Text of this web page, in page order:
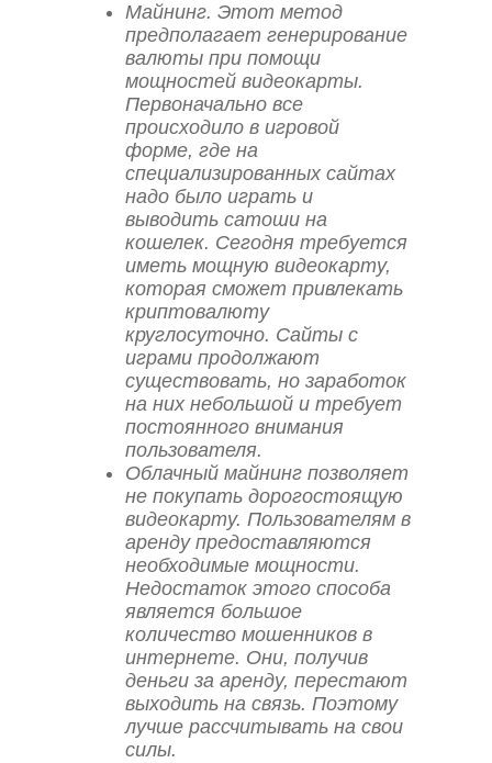
Майнинг. Этот метод
предполагает генерирование
валюты при помощи
мощностей видеокарты.
Первоначально все
происходило в игровой
форме, где на
специализированных сайтах
надо было играть и
выводить сатоши на
кошелек. Сегодня требуется
иметь мощную видеокарту,
которая сможет привлекать
криптовалюту
круглосуточно. Сайты с
играми продолжают
существовать, но заработок
на них небольшой и требует
постоянного внимания
пользователя.
Облачный майнинг позволяет
не покупать дорогостоящую
видеокарту. Пользователям в
аренду предоставляются
необходимые мощности.
Недостаток этого способа
является большое
количество мошенников в
интернете. Они, получив
деньги за аренду, перестают
выходить на связь. Поэтому
лучше рассчитывать на свои
силы.